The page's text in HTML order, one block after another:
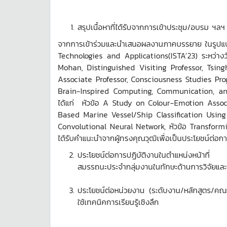
สรุปเนื้อหาที่ได้รับจากการเข้าประชุม/อบรม ฯลฯ
จากการเข้าร่วมและนำเสนอผลงานภาคบรรยาย ใน
Technologies and Applications(ISTA’23) ระห
Mohan, Distinguished Visiting Professor,
Associate Professor, Consciousness Studies
Brain-Inspired Computing, Communication,
ได้แก่ หัวข้อ A Study on Colour-Emotion
Based Marine Vessel/Ship Classification
Convolutional Neural Network, หัวข้อ
ได้รับคำแนะนำจากผู้ทรงคุณวุฒิเพื่อเป็นประโยชน์ต่อก
ประโยชน์ต่อการปฏิบัติงานในตำแหน่งหน้าที่
สมรรถนะประจำกลุ่มงานในทักษะด้
ประโยชน์ต่อหน่วยงาน (ระดับงาน/หลักสูตร/ค
ใช้เทคนิคการเรียนรู้เชิงลึก